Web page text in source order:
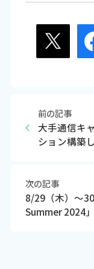
前の記事
大手通信キ
ション構築
次の記事
8/29（木）～
Summer 2024